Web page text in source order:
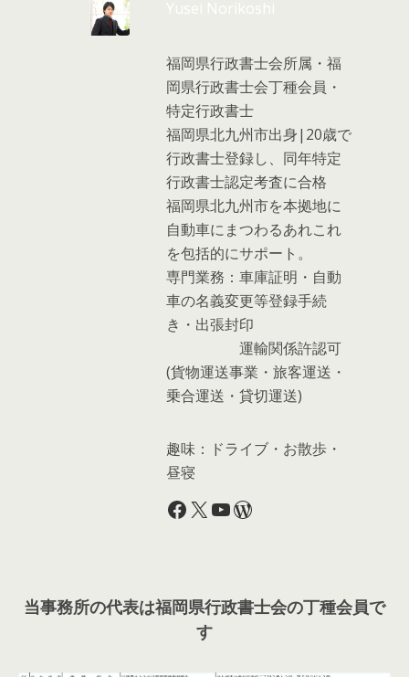
Yusei Norikoshi
福岡県行政書士会所属・福
岡県行政書士会丁種会員・
特定行政書士
福岡県北九州市出身|20歳で
行政書士登録し、同年特定
行政書士認定考査に合格
福岡県北九州市を本拠地に
自動車にまつわるあれこれ
を包括的にサポート。
専門業務：車庫証明・自動
車の名義変更等登録手続
き・出張封印
運輸関係許認可
(貨物運送事業・旅客運送・
乗合運送・貸切運送)
趣味：ドライブ・お散歩・
昼寝
Facebook
X YouTube
WordPress
当事務所の代表は福岡県行政書士会の丁種会員で
す